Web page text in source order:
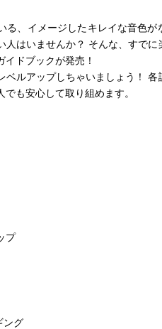
る、イメージしたキレイな音色が
人はいませんか？ そんな、すで
ドブックが発売！
ベルアップしちゃいましょう！ 各
でも安心して取り組めます。
プ
ング